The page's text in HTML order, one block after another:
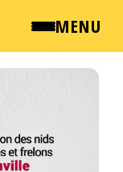
MENU